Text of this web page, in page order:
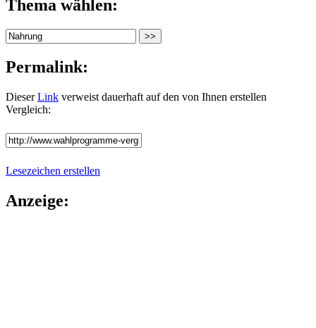
Thema wählen:
Permalink:
DieserLink verweist dauerhaft auf den von Ihnen erstellen
Vergleich:
Lesezeichen erstellen
Anzeige: